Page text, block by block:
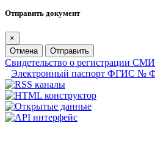
Отправить документ
×
Отмена
Отправить
Свидетельство о регистрации
Электронный паспорт ФГИС №